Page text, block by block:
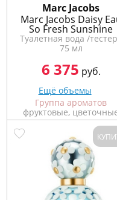
Marс Jacobs
Marc Jacobs Daisy
So Fresh Sunshine
Туалетная вода /
75 мл
6 375 руб.
Ещё объемы
Группа ароматов
фруктовые,